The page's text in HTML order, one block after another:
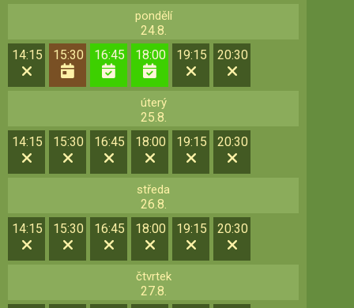
pondělí
24.8.
14:15
15:30 16:45 18:00 19:15 20:30
úterý
25.8.
14:15
15:30 16:45 18:00 19:15 20:30
středa
26.8.
14:15
15:30 16:45 18:00 19:15 20:30
čtvrtek
27.8.